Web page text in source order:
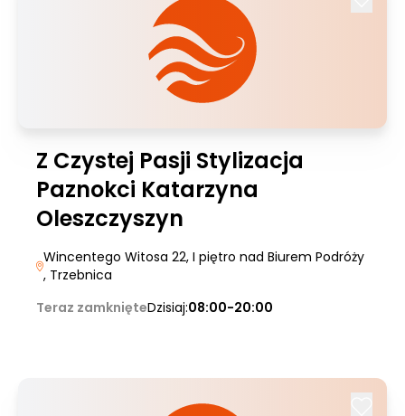
Z Czystej Pasji Stylizacja
Paznokci Katarzyna
Oleszczyszyn
Wincentego Witosa 22, I piętro nad Biurem Podróży
, Trzebnica
Teraz zamknięteDzisiaj:08:00-20:00